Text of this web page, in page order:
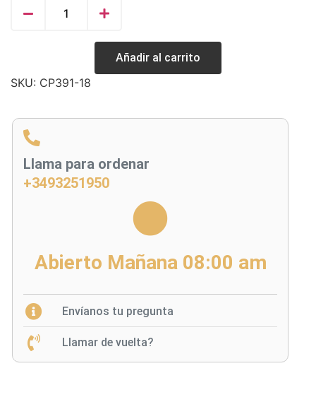
Añadir al carrito
SKU: CP391-18
Llama para ordenar
+3493251950
Abierto Mañana 08:00 am
Envíanos tu pregunta
Llamar de vuelta?